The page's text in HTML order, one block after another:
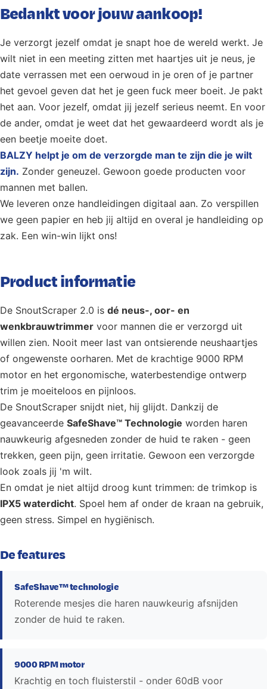
Bedankt voor jouw aankoop!
Je verzorgt jezelf omdat je snapt hoe de wereld werkt. Je
wilt niet in een meeting zitten met haartjes uit je neus, je
date verrassen met een oerwoud in je oren of je partner
het gevoel geven dat het je geen fuck meer boeit. Je pakt
het aan. Voor jezelf, omdat jij jezelf serieus neemt. En voor
de ander, omdat je weet dat het gewaardeerd wordt als je
een beetje moeite doet.
BALZY helpt je om de verzorgde man te zijn die je wilt
zijn. Zonder geneuzel. Gewoon goede producten voor
mannen met ballen.
We leveren onze handleidingen digitaal aan. Zo verspillen
we geen papier en heb jij altijd en overal je handleiding op
zak. Een win-win lijkt ons!
Product informatie
De SnoutScraper 2.0 is dé neus-, oor- en
wenkbrauwtrimmer voor mannen die er verzorgd uit
willen zien. Nooit meer last van ontsierende neushaartjes
of ongewenste oorharen. Met de krachtige 9000 RPM
motor en het ergonomische, waterbestendige ontwerp
trim je moeiteloos en pijnloos.
De SnoutScraper snijdt niet, hij glijdt. Dankzij de
geavanceerde SafeShave™ Technologie worden haren
nauwkeurig afgesneden zonder de huid te raken - geen
trekken, geen pijn, geen irritatie. Gewoon een verzorgde
look zoals jij 'm wilt.
En omdat je niet altijd droog kunt trimmen: de trimkop is
IPX5 waterdicht. Spoel hem af onder de kraan na gebruik,
geen stress. Simpel en hygiënisch.
De features
SafeShave™ technologie
Roterende mesjes die haren nauwkeurig afsnijden
zonder de huid te raken.
9000 RPM motor
Krachtig en toch fluisterstil - onder 60dB voor